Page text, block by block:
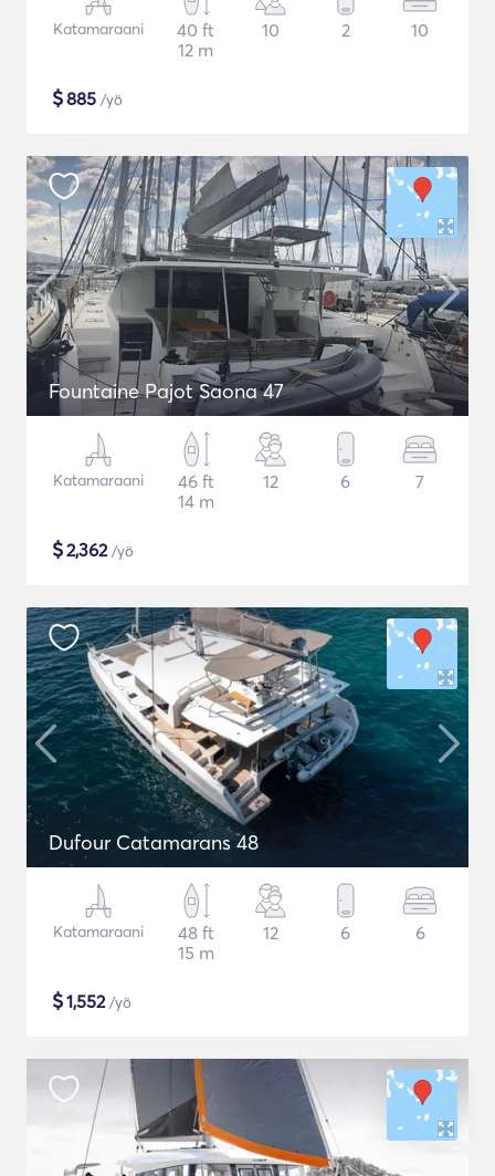
Katamaraani
40 ft
12 m
10 2 10
$885 /yö
Fountaine Pajot Saona 47
Katamaraani
46 ft
14 m
12 6 7
$2,362/yö
Dufour Catamarans 48
Katamaraani
48 ft
15 m
12 6 6
$1,552/yö